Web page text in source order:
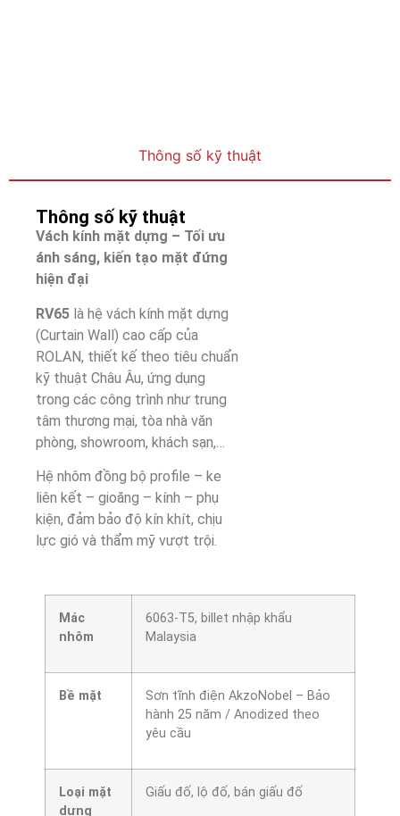
Thông số kỹ thuật
Thông số kỹ thuật
Vách kính mặt dựng – Tối ưu
ánh sáng, kiến tạo mặt đứng
hiện đại
RV65 là hệ vách kính mặt dựng
(Curtain Wall) cao cấp của
ROLAN, thiết kế theo tiêu chuẩn
kỹ thuật Châu Âu, ứng dụng
trong các công trình như trung
tâm thương mại, tòa nhà văn
phòng, showroom, khách sạn,…
Hệ nhôm đồng bộ profile – ke
liên kết – gioăng – kính – phụ
kiện, đảm bảo độ kín khít, chịu
lực gió và thẩm mỹ vượt trội.
Mác
nhôm
6063-T5, billet nhập khẩu
Malaysia
Bề mặt
Sơn tĩnh điện AkzoNobel – Bảo
hành 25 năm / Anodized theo
yêu cầu
Loại mặt
dựng
Giấu đố, lộ đố, bán giấu đố